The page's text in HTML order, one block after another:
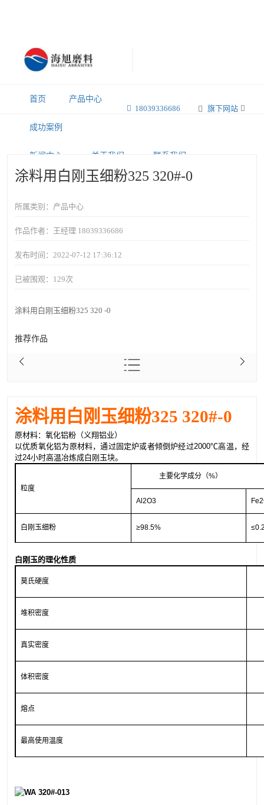
旗下网站
18039336686
首页 产品中心
成功案例
新闻中心 关于我们 联系我们
涂料用白刚玉细粉325 320#-0
所属类别：产品中心
作品作者：王经理 18039336686
发布时间：2022-07-12 17:36:12
已被围观： 129次
涂料用白刚玉细粉325 320 -0
推荐作品
涂料用白刚玉细粉325 320#-0
原材料：氧化铝粉（义翔铝业）
以优质氧化铝为原材料，通过固定炉或者倾倒炉经过2000℃高温，经
过24小时高温冶炼成白刚玉块。
粒度
主要化学成分（%）
Al2O3
白刚玉细粉 ≥98.5%
白刚玉的理化性质
莫氏硬度
堆积密度
真实密度
体积密度
熔点
最高使用温度